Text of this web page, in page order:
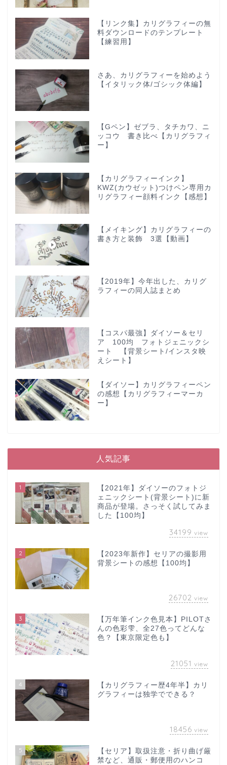
【リンク集】カリグラフィーの無
料ダウンロードのテンプレート
【練習用】
さあ、カリグラフィーを始めよう
【イタリック体/ゴシック体編】
【Gペン】ゼブラ、タチカワ、ニ
ッコウ 書き比べ【カリグラフィ
ー】
【カリグラフィーインク】
KWZ(カウゼット)つけペン専用カ
リグラフィー顔料インク【感想】
【メイキング】カリグラフィーの
書き方と装飾 3選【動画】
【2019年】今年出した、カリグ
ラフィーの同人誌まとめ
【コスパ最強】ダイソー＆セリ
ア 100均 フォトジェニックシ
ート 【背景シート/インスタ映
えシート】
【ダイソー】カリグラフィーペン
の感想【カリグラフィーマーカ
ー】
人気記事
1
【2021年】ダイソーのフォトジ
ェニックシート(背景シート)に新
商品が登場。さっそく試してみま
した【100均】
34199 view
2
【2023年新作】セリアの撮影用
背景シートの感想【100均】
26702 view
3
【万年筆インク色見本】PILOTさ
んの色彩雫、全27色ってどんな
色？【東京限定色も】
21051 view
4
【カリグラフィー歴4年半】カリ
グラフィーは独学でできる？
18456 view
5
【セリア】取扱注意・折り曲げ厳
禁など、通販・郵便用のハンコ